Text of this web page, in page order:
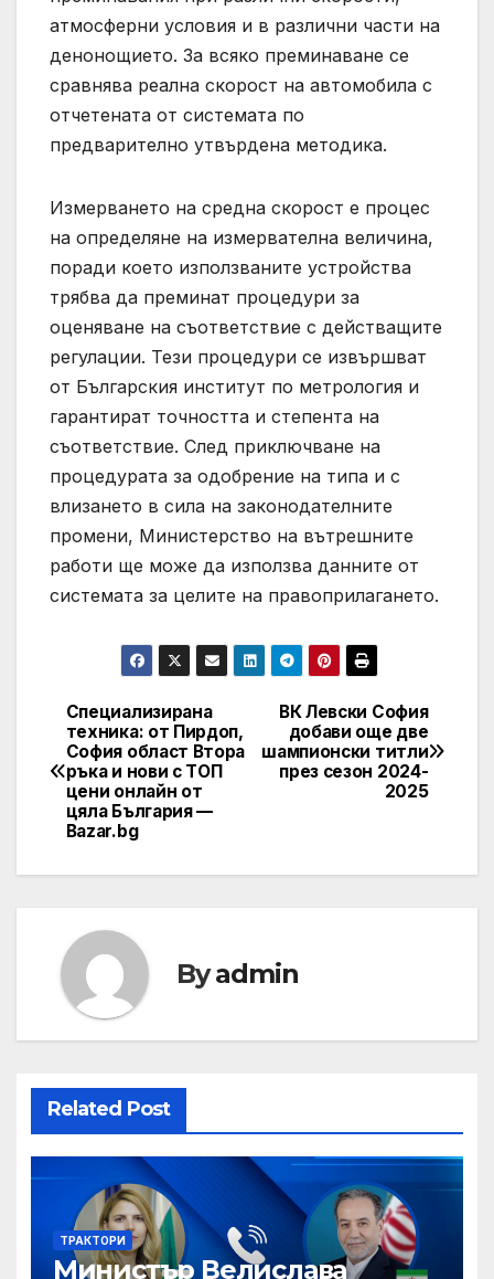
атмосферни условия и в различни части на
денонощието. За всяко преминаване се
сравнява реална скорост на автомобила с
отчетената от системата по
предварително утвърдена методика.
Измерването на средна скорост е процес
на определяне на измервателна величина,
поради което използваните устройства
трябва да преминат процедури за
оценяване на съответствие с действащите
регулации. Тези процедури се извършват
от Българския институт по метрология и
гарантират точността и степента на
съответствие. След приключване на
процедурата за одобрение на типа и с
влизането в сила на законодателните
промени, Министерство на вътрешните
работи ще може да използва данните от
системата за целите на правоприлагането.
Post
navigation
ВК Левски София
добави още две
шампионски титли
през сезон 2024-
2025
Специализирана
техника: от Пирдоп,
София област Втора
ръка и нови с ТОП
цени онлайн от
цяла България —
Bazar.bg
Byadmin
Related Post
ТРАКТОРИ
Министър Велислава